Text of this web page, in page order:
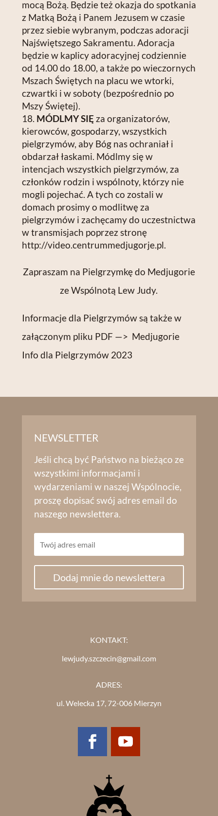
mocą Bożą. Będzie też okazja do spotkania
z Matką Bożą i Panem Jezusem w czasie
przez siebie wybranym, podczas adoracji
Najświętszego Sakramentu. Adoracja
będzie w kaplicy adoracyjnej codziennie
od 14.00 do 18.00, a także po wieczornych
Mszach Świętych na placu we wtorki,
czwartki i w soboty (bezpośrednio po
Mszy Świętej).
MÓDLMY SIĘ za organizatorów,
kierowców, gospodarzy, wszystkich
pielgrzymów, aby Bóg nas ochraniał i
obdarzał łaskami. Módlmy się w
intencjach wszystkich pielgrzymów, za
członków rodzin i wspólnoty, którzy nie
mogli pojechać. A tych co zostali w
domach prosimy o modlitwę za
pielgrzymów i zachęcamy do uczestnictwa
w transmisjach poprzez stronę
http://video.centrummedjugorje.pl.
Zapraszam na Pielgrzymkę do Medjugorie
ze Wspólnotą Lew Judy.
Informacje dla Pielgrzymów są także w
załączonym pliku PDF —> Medjugorie
Info dla Pielgrzymów 2023
NEWSLETTER
Jeśli chcą być Państwo na bieżąco ze
wszystkimi informacjami i
wydarzeniami w naszej Wspólnocie,
proszę dopisać swój adres email do
naszego newslettera.
Dodaj mnie do newslettera
KONTAKT:
lewjudy.szczecin@gmail.com
ADRES:
ul. Welecka 17, 72-006 Mierzyn